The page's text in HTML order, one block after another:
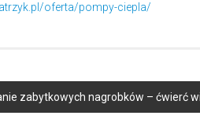
oferta/pompy-ciepla/
zabytkowych nagrobków – ćwierć